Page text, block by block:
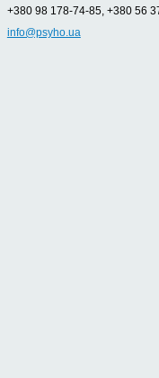
+380 98 178-74-85, +380 56
info@psyho.ua